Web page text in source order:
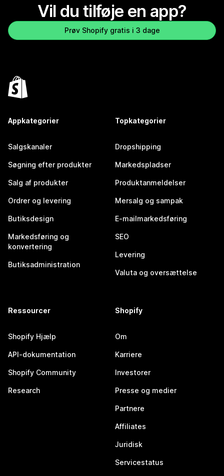
Vil du tilføje en app?
Prøv Shopify gratis i 3 dage
Appkategorier
Salgskanaler
Søgning efter produkter
Salg af produkter
Ordrer og levering
Butiksdesign
Markedsføring og
konvertering
Butiksadministration
Topkategorier
Dropshipping
Markedspladser
Produktanmeldelser
Mersalg og sampak
E-mailmarkedsføring
SEO
Levering
Valuta og oversættelse
Ressourcer
Shopify Hjælp
API-dokumentation
Shopify Community
Research
Shopify
Om
Karriere
Investorer
Presse og medier
Partnere
Affiliates
Juridisk
Servicestatus